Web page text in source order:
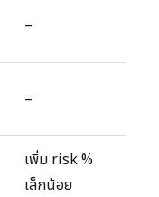
–
–
เพิ่ม risk %
เล็กน้อย